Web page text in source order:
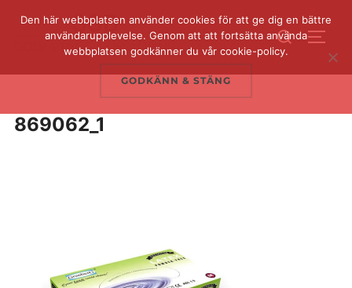
Sök
efter:
869062_1
Den här webbplatsen använder cookies för att ge dig en bättre
användarupplevelse. Genom att att fortsätta använda
webbplatsen godkänner du vår cookie-policy.
GODKÄNN & STÄNG